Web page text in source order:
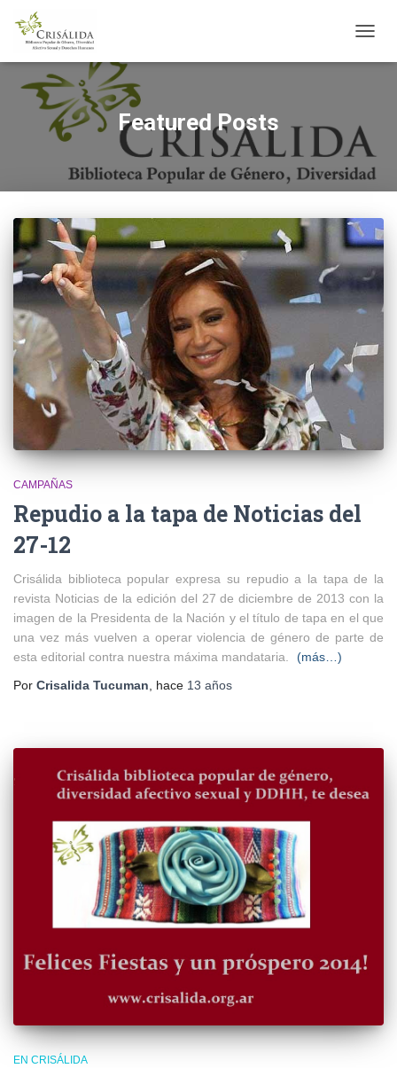
MODO
Featured Posts
CAMPAÑAS
Repudio a la tapa de Noticias del
27-12
Crisálida biblioteca popular expresa su repudio a la tapa de la
revista Noticias de la edición del 27 de diciembre de 2013 con la
imagen de la Presidenta de la Nación y el título de tapa en el que
una vez más vuelven a operar violencia de género de parte de
esta editorial contra nuestra máxima mandataria.
(más…)
Por Crisalida Tucuman , hace 13 años
EN CRISÁLIDA